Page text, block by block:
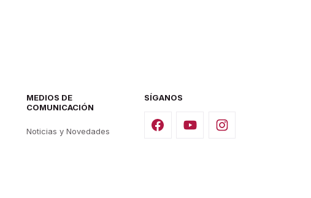
MEDIOS DE
COMUNICACIÓN
Noticias y Novedades
SÍGANOS